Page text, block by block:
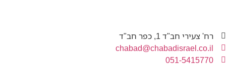
רח' צעירי חב"ד 1, כפר חב"ד
chabad@chabadisrael.co.il
051-5415770